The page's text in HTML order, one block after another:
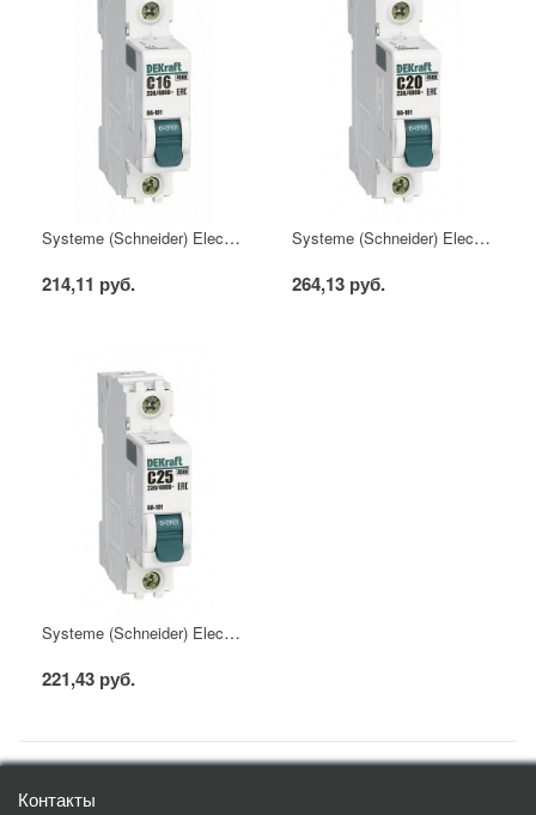
Systeme (Schneider) Electric Автоматический выключатель DEKraft 1Р 16А х-ка C ВА-101 4,5кА
214,11 руб.
Systeme (Schneider) Electric Автоматический выключатель DEKraft 1Р 20А х-ка C ВА-101 4,5кА
264,13 руб.
Systeme (Schneider) Electric Автоматический выключатель DEKraft 1Р 25А х-ка C ВА-101 4,5кА
221,43 руб.
Контакты